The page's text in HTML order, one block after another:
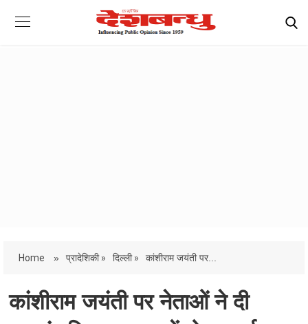
Home » प्रादेशिकी » दिल्ली » कांशीराम जयंती पर...
कांशीराम जयंती पर नेताओं ने दी